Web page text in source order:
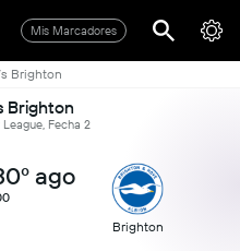
Mis Marcadores
Brighton
Brighton
Fecha 2
ago
Brighton